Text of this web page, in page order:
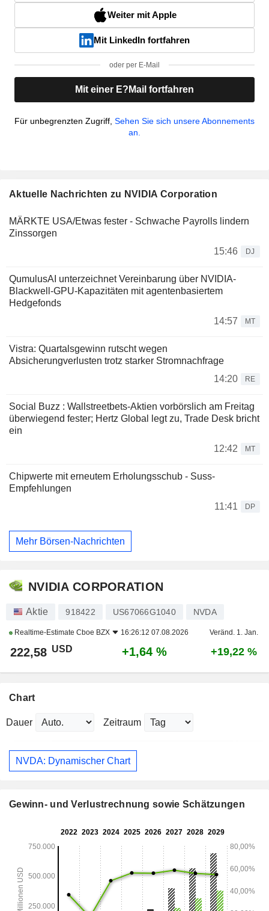
Weiter mit Apple
Mit LinkedIn fortfahren
oder per E-Mail
Mit einer E?Mail fortfahren
Für unbegrenzten Zugriff, Sehen Sie sich unsere Abonnements
an.
Aktuelle Nachrichten zu NVIDIA Corporation
MÄRKTE USA/Etwas fester - Schwache Payrolls lindern
Zinssorgen
15:46
DJ
QumulusAI unterzeichnet Vereinbarung über NVIDIA-
Blackwell-GPU-Kapazitäten mit agentenbasiertem
Hedgefonds
14:57
MT
Vistra: Quartalsgewinn rutscht wegen
Absicherungverlusten trotz starker Stromnachfrage
14:20
RE
Social Buzz : Wallstreetbets-Aktien vorbörslich am Freitag
überwiegend fester; Hertz Global legt zu, Trade Desk bricht
ein
12:42
MT
Chipwerte mit erneutem Erholungsschub - Suss-
Empfehlungen
11:41
DP
Mehr Börsen-Nachrichten
NVIDIA CORPORATION
Aktie 918422 US67066G1040 NVDA
Realtime-Estimate Cboe BZX 16:26:12 07.08.2026 Veränd. 1. Jan.
222,58 USD +1,64 % +19,22 %
Chart
Dauer Zeitraum
NVDA: Dynamischer Chart
Gewinn- und Verlustrechnung sowie Schätzungen